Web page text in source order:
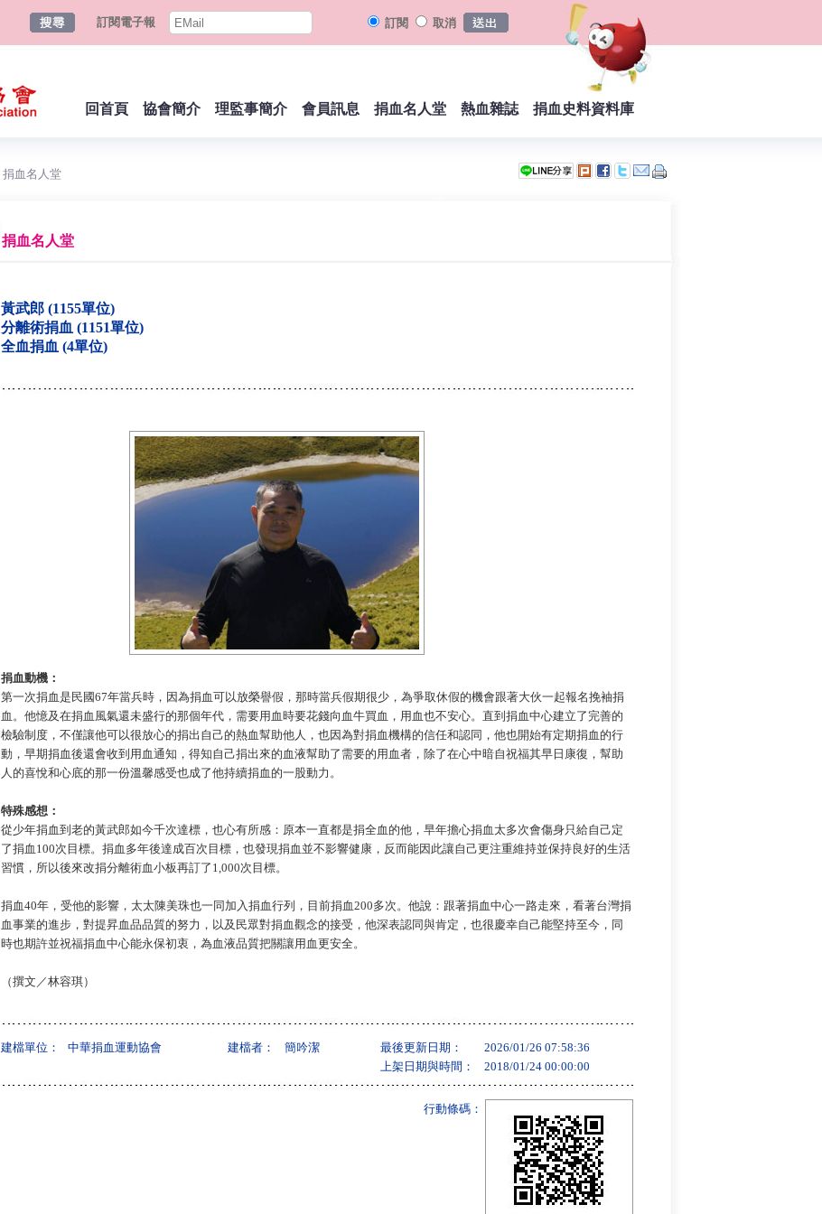
訂閱電子報 訂閱 取消
回首頁 協會簡介 理監事簡介 會員訊息 捐血名人堂 熱血雜誌 捐血史料資料庫
捐血名人堂
捐血名人堂
黃武郎 (1155單位)
分離術捐血 (1151單位)
全血捐血 (4單位)
捐血動機：
第一次捐血是民國67年當兵時，因為捐血可以放榮譽假，那時當兵假期很少，為爭取休假的機會跟著大伙一起報名挽袖捐
血。他憶及在捐血風氣還未盛行的那個年代，需要用血時要花錢向血牛買血，用血也不安心。直到捐血中心建立了完善的
檢驗制度，不僅讓他可以很放心的捐出自己的熱血幫助他人，也因為對捐血機構的信任和認同，他也開始有定期捐血的行
動，早期捐血後還會收到用血通知，得知自己捐出來的血液幫助了需要的用血者，除了在心中暗自祝福其早日康復，幫助
人的喜悅和心底的那一份溫馨感受也成了他持續捐血的一股動力。
特殊感想：
從少年捐血到老的黃武郎如今千次達標，也心有所感：原本一直都是捐全血的他，早年擔心捐血太多次會傷身只給自己定
了捐血100次目標。捐血多年後達成百次目標，也發現捐血並不影響健康，反而能因此讓自己更注重維持並保持良好的生活
習慣，所以後來改捐分離術血小板再訂了1,000次目標。
捐血40年，受他的影響，太太陳美珠也一同加入捐血行列，目前捐血200多次。他說：跟著捐血中心一路走來，看著台灣捐
血事業的進步，對提昇血品品質的努力，以及民眾對捐血觀念的接受，他深表認同與肯定，也很慶幸自己能堅持至今，同
時也期許並祝福捐血中心能永保初衷，為血液品質把關讓用血更安全。
（撰文／林容琪）
建檔單位： 中華捐血運動協會 建檔者： 簡吟潔 最後更新日期：
2026/01/26 07:58:36
上架日期與時間：
2018/01/24 00:00:00
行動條碼：